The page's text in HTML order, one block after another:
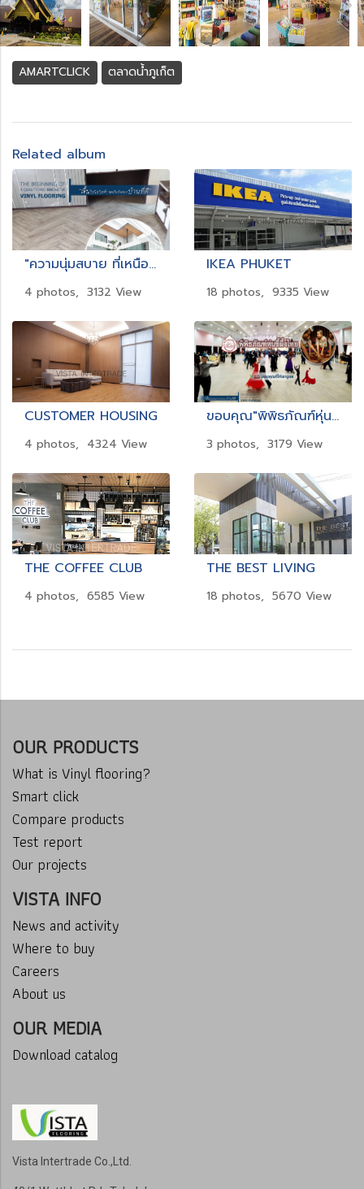
AMARTCLICK ตลาดน้ำภูเก็ต
Related album
"ความนุ่มสบาย ที่เหนือกว่า"
4 photos, 3132 View
IKEA PHUKET
18 photos, 9335 View
CUSTOMER HOUSING
4 photos, 4324 View
ขอบคุณ"พิพิธภัณฑ์หุ่นขี้ผึ้งไทย" จ.นครปฐม ที่เลือกใช้พื้นไม้ไวนิลวิสต้า ปูพื้นเวทีลีลาศ และห้องประชุมที่ใช้จัดงานสัมมนา
3 photos, 3179 View
THE COFFEE CLUB
4 photos, 6585 View
THE BEST LIVING
18 photos, 5670 View
OUR PRODUCTS
What is Vinyl flooring?
Smart click
Compare products
Test report
Our projects
VISTA INFO
News and activity
Where to buy
Careers
About us
OUR MEDIA
Download catalog
Vista Intertrade Co.,Ltd.